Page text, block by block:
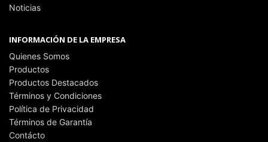
Noticias
INFORMACIÓN DE LA EMPRESA
Quienes Somos
Productos
Productos Destacados
Términos y Condiciones
Política de Privacidad
Términos de Garantía
Contácto